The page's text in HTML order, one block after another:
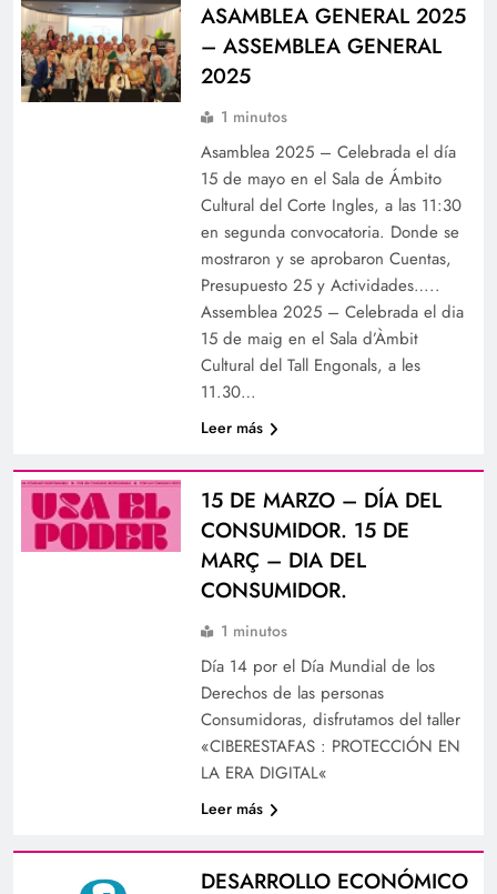
ASAMBLEA GENERAL 2025
– ASSEMBLEA GENERAL
2025
1 minutos
Asamblea 2025 – Celebrada el día
15 de mayo en el Sala de Ámbito
Cultural del Corte Ingles, a las 11:30
en segunda convocatoria. Donde se
mostraron y se aprobaron Cuentas,
Presupuesto 25 y Actividades…..
Assemblea 2025 – Celebrada el dia
15 de maig en el Sala d’Àmbit
Cultural del Tall Engonals, a les
11.30…
Leer más
15 DE MARZO – DÍA DEL
CONSUMIDOR. 15 DE
MARÇ – DIA DEL
CONSUMIDOR.
1 minutos
Día 14 por el Día Mundial de los
Derechos de las personas
Consumidoras, disfrutamos del taller
«CIBERESTAFAS : PROTECCIÓN EN
LA ERA DIGITAL«
Leer más
DESARROLLO ECONÓMICO